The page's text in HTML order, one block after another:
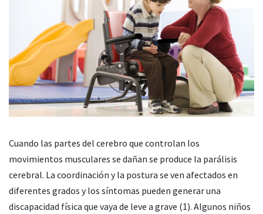
Cuando las partes del cerebro que controlan los
movimientos musculares se dañan se produce la parálisis
cerebral. La coordinación y la postura se ven afectados en
diferentes grados y los síntomas pueden generar una
discapacidad física que vaya de leve a grave (1). Algunos niños